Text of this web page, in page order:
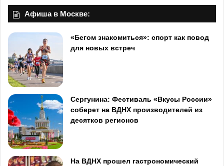
Афиша в Москве:
«Бегом знакомиться»: спорт как повод
для новых встреч
Сергунина: Фестиваль «Вкусы России»
соберет на ВДНХ производителей из
десятков регионов
На ВДНХ прошел гастрономический